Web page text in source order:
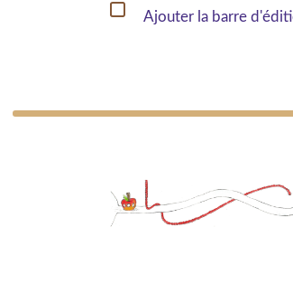
Ajouter la barre